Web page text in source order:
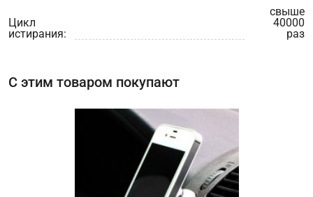
Цикл
истирания:
свыше
40000
раз
С этим товаром покупают